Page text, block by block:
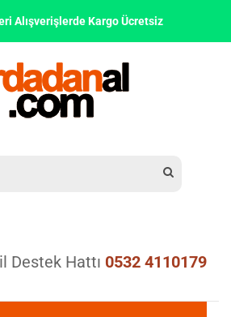
Alışverişlerde Kargo Ücretsiz
Destek Hattı 0532 4110179